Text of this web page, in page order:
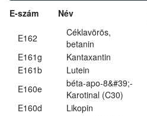
E-szám Név
E162
Céklavörös,
betanin
E161g
Kantaxantin
E161b
Lutein
E160e
béta-apo-8&#39;-
Karotinal (C30)
E160d
Likopin